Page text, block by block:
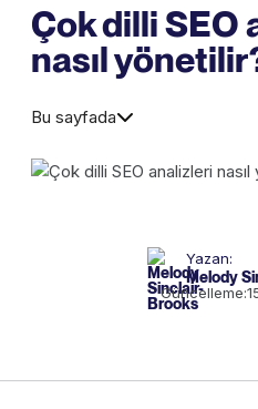
Çok dilli SEO
nasıl
Bu sayfada
Yazan:
Melody
Güncelleme: